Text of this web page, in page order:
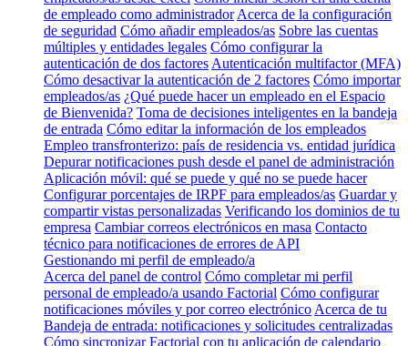
de empleado como administrador Acerca de la configuración
de seguridad Cómo añadir empleados/as Sobre las cuentas
múltiples y entidades legales Cómo configurar la
autenticación de dos factores Autenticación multifactor (MFA)
Cómo desactivar la autenticación de 2 factores Cómo importar
empleados/as ¿Qué puede hacer un empleado en el Espacio
de Bienvenida? Toma de decisiones inteligentes en la bandeja
de entrada Cómo editar la información de los empleados
Empleo transfronterizo: país de residencia vs. entidad jurídica
Depurar notificaciones push desde el panel de administración
Aplicación móvil: qué se puede y qué no se puede hacer
Configurar porcentajes de IRPF para empleados/as Guardar y
compartir vistas personalizadas Verificando los dominios de tu
empresa Cambiar correos electrónicos en masa Contacto
técnico para notificaciones de errores de API
Gestionando mi perfil de empleado/a
Acerca del panel de control Cómo completar mi perfil
personal de empleado/a usando Factorial Cómo configurar
notificaciones móviles y por correo electrónico Acerca de tu
Bandeja de entrada: notificaciones y solicitudes centralizadas
Cómo sincronizar Factorial con tu aplicación de calendario